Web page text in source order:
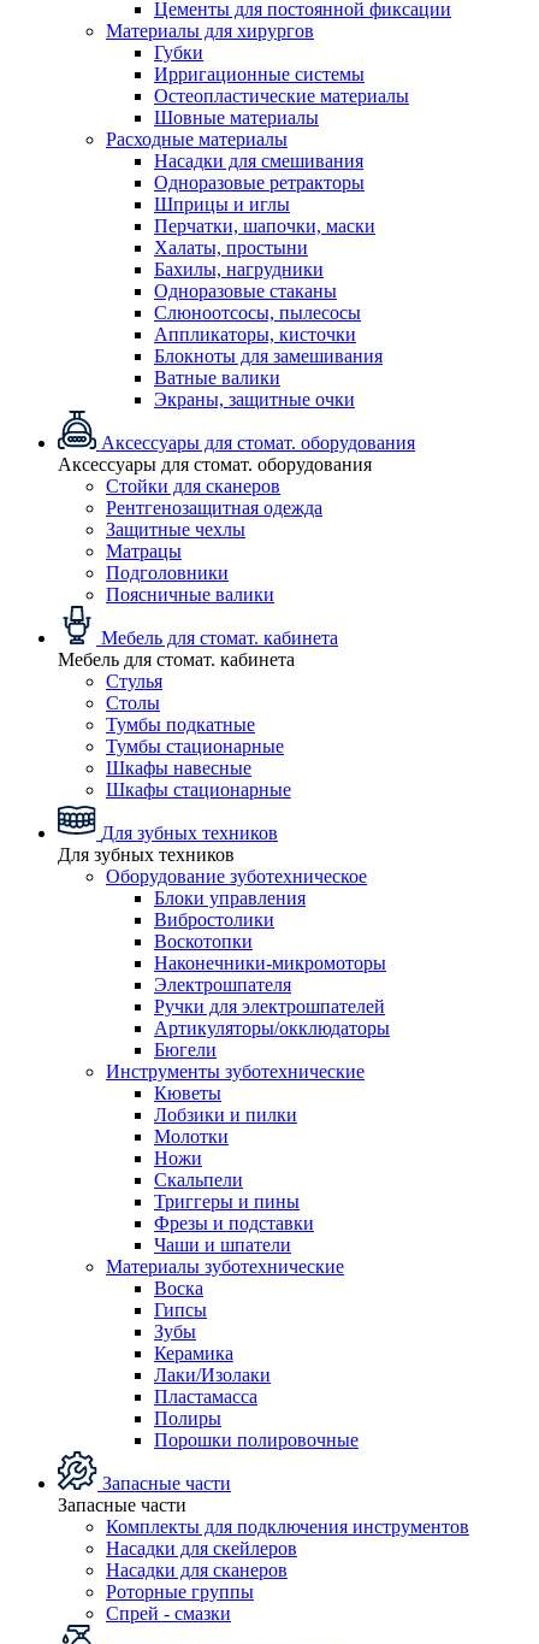
Цементы для постоянной фиксации
Материалы для хирургов
Губки
Ирригационные системы
Остеопластические материалы
Шовные материалы
Расходные материалы
Насадки для смешивания
Одноразовые ретракторы
Шприцы и иглы
Перчатки, шапочки, маски
Халаты, простыни
Бахилы, нагрудники
Одноразовые стаканы
Слюноотсосы, пылесосы
Аппликаторы, кисточки
Блокноты для замешивания
Ватные валики
Экраны, защитные очки
Аксессуары для стомат. оборудования
Аксессуары для стомат. оборудования
Стойки для сканеров
Рентгенозащитная одежда
Защитные чехлы
Матрацы
Подголовники
Поясничные валики
Мебель для стомат. кабинета
Мебель для стомат. кабинета
Стулья
Столы
Тумбы подкатные
Тумбы стационарные
Шкафы навесные
Шкафы стационарные
Для зубных техников
Для зубных техников
Оборудование зуботехническое
Блоки управления
Вибростолики
Воскотопки
Наконечники-микромоторы
Электрошпателя
Ручки для электрошпателей
Артикуляторы/окклюдаторы
Бюгели
Инструменты зуботехнические
Кюветы
Лобзики и пилки
Молотки
Ножи
Скальпели
Триггеры и пины
Фрезы и подставки
Чаши и шпатели
Материалы зуботехнические
Воска
Гипсы
Зубы
Керамика
Лаки/Изолаки
Пластамасса
Полиры
Порошки полировочные
Запасные части
Запасные части
Комплекты для подключения инструментов
Насадки для скейлеров
Насадки для сканеров
Роторные группы
Спрей - смазки